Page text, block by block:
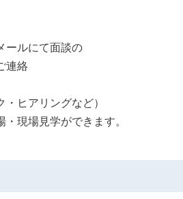
ールにて面談の
連絡
ヒアリングなど）
現場見学ができます。